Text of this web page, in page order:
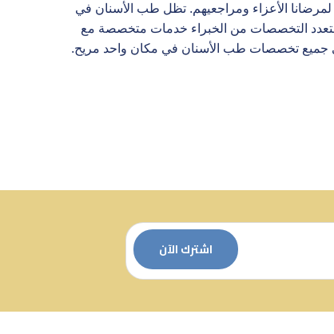
لمرضانا الأعزاء ومراجعيهم. تظل طب الأسنان في
التخصصات من الخبراء خدمات متخصصة مع
جميع تخصصات طب الأسنان في مكان واحد مريح.
اشترك الآن